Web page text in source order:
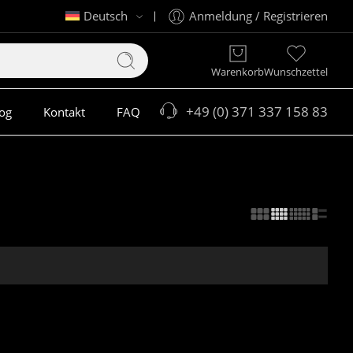
Deutsch Anmeldung / Registrieren
WarenkorbWunschzettel
Kontakt FAQ +49 (0) 371 337 158 83